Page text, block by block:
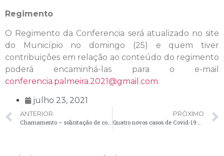
Regimento
O Regimento da Conferencia será atualizado no site
do Município no domingo (25) e quem tiver
contribuições em relação ao conteúdo do regimento
poderá encaminhá-las para o e-mail
conferencia.palmeira.2021@gmail.com.
julho 23, 2021
ANTERIOR
Chamamento – solicitação de comparecimento de candidatos – 22/07
PRÓXIMO
Quatro novos casos de Covid-19 são confirmados no município